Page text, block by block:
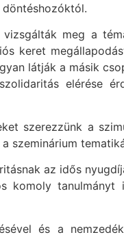
meg a
keret
látják a másik
elérése
szerezzünk a
szeminárium
az idős
tanulmányt
és a